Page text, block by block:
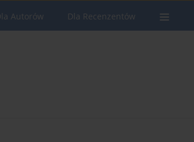
Autorów Dla Recenzentów